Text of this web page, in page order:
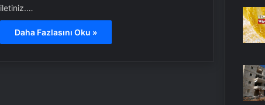
iletiniz.…
Daha Fazlasını Oku »